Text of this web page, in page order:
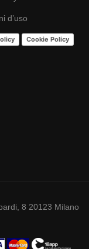
d’uso
Cookie Policy
8 20123 Milano